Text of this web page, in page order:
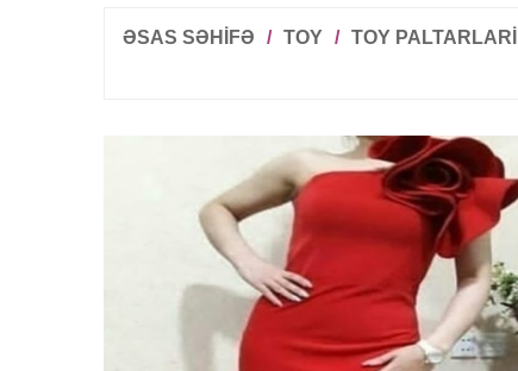
ƏSAS SƏHİFƏ / TOY / TOY PALTARLARI